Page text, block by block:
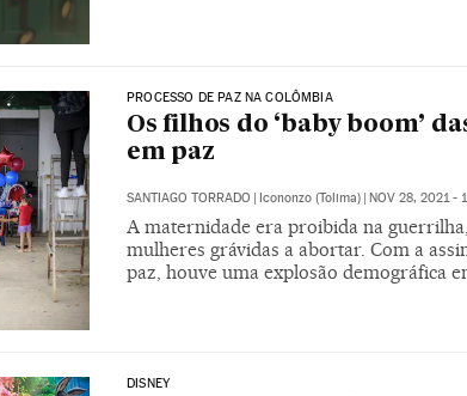
PROCESSO DE PAZ NA COLÔMBIA
Os filhos do ‘baby boom’
em paz
SANTIAGO TORRADO Icononzo (Tolima) NOV 28, 2021 -
A maternidade era proibida na
mulheres grávidas a abortar. Com a
paz, houve uma explosão demográfica
DISNEY